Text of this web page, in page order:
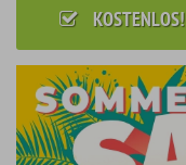
KOSTENLOS!